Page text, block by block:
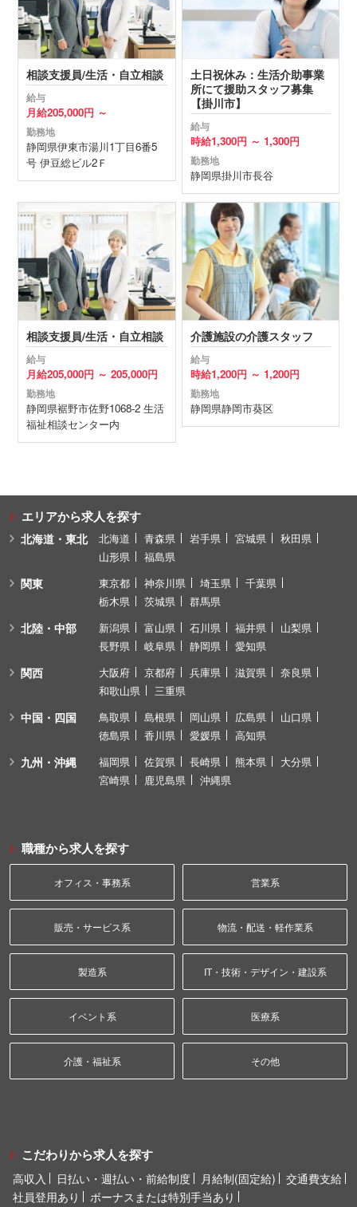
相談支援員/生活・自立相談
給与
月給205,000円 ～
勤務地
静岡県伊東市湯川1丁目6番5
号 伊豆総ビル2Ｆ
土日祝休み：生活介助事業
所にて援助スタッフ募集
【掛川市】
給与
時給1,300円 ～ 1,300円
勤務地
静岡県掛川市長谷
相談支援員/生活・自立相談
給与
月給205,000円 ～ 205,000円
勤務地
静岡県裾野市佐野1068-2 生活
福祉相談センター内
介護施設の介護スタッフ
給与
時給1,200円 ～ 1,200円
勤務地
静岡県静岡市葵区
エリアから求人を探す
北海道・東北 北海道 青森県 岩手県 宮城県
秋田県
山形県
福島県
関東 東京都 神奈川県 埼玉県
千葉県
栃木県
茨城県 群馬県
北陸・中部 新潟県 富山県 石川県 福井県
山梨県
長野県
岐阜県 静岡県 愛知県
関西 大阪府 京都府 兵庫県 滋賀県
奈良県
和歌山県
三重県
中国・四国 鳥取県 島根県 岡山県 広島県
山口県
徳島県
香川県 愛媛県 高知県
九州・沖縄 福岡県 佐賀県 長崎県 熊本県
大分県
宮崎県
鹿児島県 沖縄県
職種から求人を探す
オフィス・事務系 営業系
販売・サービス系 物流・配送・軽作業系
製造系 IT・技術・デザイン・建設系
イベント系 医療系
介護・福祉系 その他
こだわりから求人を探す
高収入 日払い・週払い・前給制度 月給制(固定給)
交通費支給
社員登用あり
ボーナスまたは特別手当あり